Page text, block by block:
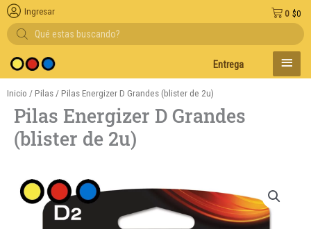
Búsqueda
de
productos
Entregas en el día en AMBA
$0
0
Ingresar
MENÚ
Inicio / Pilas / Pilas Energizer D Grandes (blister de 2u)
Pilas Energizer D Grandes
(blister de 2u)